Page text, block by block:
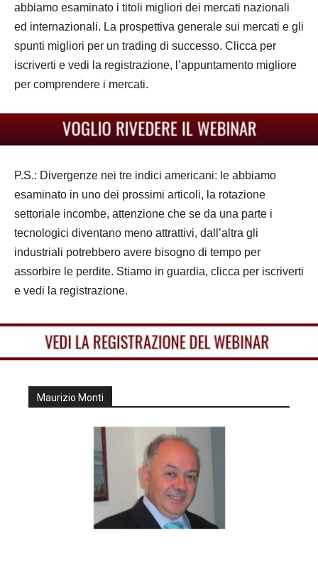
abbiamo esaminato i titoli migliori dei mercati nazionali
ed internazionali. La prospettiva generale sui mercati e gli
spunti migliori per un trading di successo. Clicca per
iscriverti e vedi la registrazione, l’appuntamento migliore
per comprendere i mercati.
P.S.: Divergenze nei tre indici americani: le abbiamo
esaminato in uno dei prossimi articoli, la rotazione
settoriale incombe, attenzione che se da una parte i
tecnologici diventano meno attrattivi, dall’altra gli
industriali potrebbero avere bisogno di tempo per
assorbire le perdite. Stiamo in guardia, clicca per iscriverti
e vedi la registrazione.
Maurizio Monti